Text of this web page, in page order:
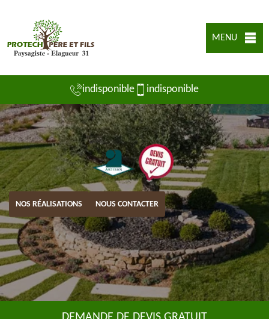
MENU
indisponible indisponible
NOS RÉALISATIONS NOUS CONTACTER